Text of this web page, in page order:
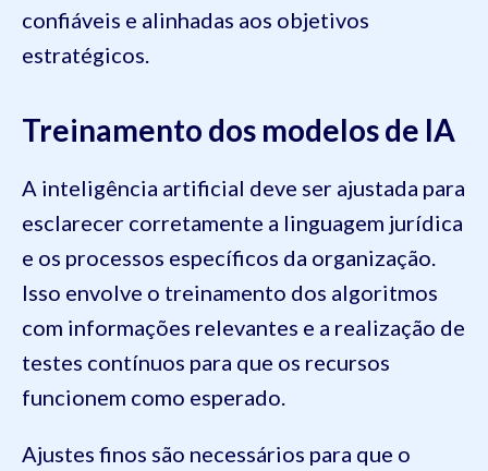
confiáveis e alinhadas aos objetivos
estratégicos.
Treinamento dos modelos de IA
A inteligência artificial deve ser ajustada para
esclarecer corretamente a linguagem jurídica
e os processos específicos da organização.
Isso envolve o treinamento dos algoritmos
com informações relevantes e a realização de
testes contínuos para que os recursos
funcionem como esperado.
Ajustes finos são necessários para que o